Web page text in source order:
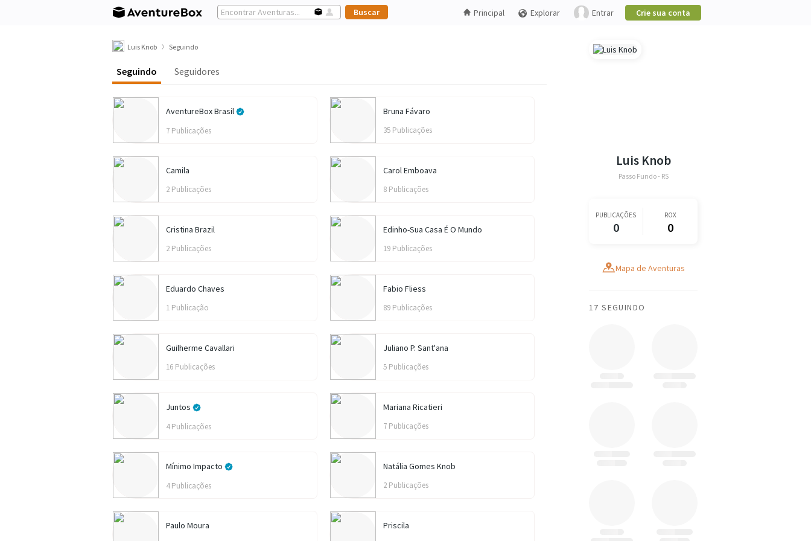
Crie sua conta
Entrar
Explorar
Principal
Luis Knob Seguindo
Seguindo Seguidores
AventureBox Brasil
7 Publicações
Bruna Fávaro
35 Publicações
Camila
2 Publicações
Carol Emboava
8 Publicações
Cristina Brazil
2 Publicações
Edinho-Sua Casa É O Mundo
19 Publicações
Eduardo Chaves
1 Publicação
Fabio Fliess
89 Publicações
Guilherme Cavallari
16 Publicações
Juliano P. Sant'ana
5 Publicações
Juntos
4 Publicações
Mariana Ricatieri
7 Publicações
Mínimo Impacto
4 Publicações
Natália Gomes Knob
2 Publicações
Paulo Moura Priscila
Luis Knob
Passo Fundo - RS
PUBLICAÇÕES
0
ROX
0
Mapa de Aventuras
17 SEGUINDO